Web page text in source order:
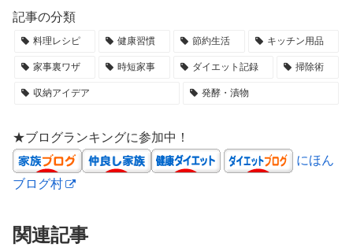
記事の分類
料理レシピ 健康習慣 節約生活 キッチン用品
家事裏ワザ 時短家事 ダイエット記録 掃除術
収納アイデア 発酵・漬物
★ブログランキングに参加中！
にほん
ブログ村
関連記事